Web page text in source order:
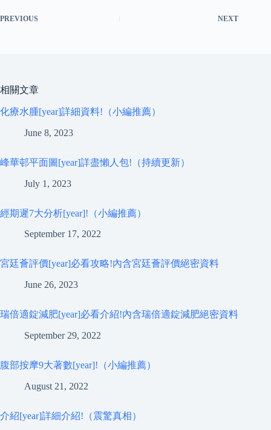
PREVIOUS NEXT
相關文章
化療水腫[year]詳細資料!（小編推薦）
June 8, 2023
峰華邨平面圖[year]詳盡懶人包!（持續更新）
July 1, 2023
經期遲7大分析[year]!（小編推薦）
September 17, 2022
宮廷薈評價[year]必看攻略!內含宮廷薈評價絕密資料
June 26, 2023
瑞倍適錠減肥[year]必看介紹!內含瑞倍適錠減肥絕密資料
September 29, 2022
腹部按摩9大著數[year]!（小編推薦）
August 21, 2022
介紹[year]詳細介紹!（震驚真相）